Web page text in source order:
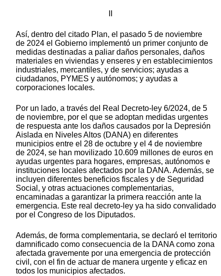
Así, dentro del citado Plan, el pasado 5 de noviembre
de 2024 el Gobierno implementó un primer conjunto de
medidas destinadas a paliar daños personales, daños
materiales en viviendas y enseres y en establecimientos
industriales, mercantiles, y de servicios; ayudas a
ciudadanos, PYMES y autónomos; y ayudas a
corporaciones locales.
Por un lado, a través del Real Decreto-ley 6/2024, de 5
de noviembre, por el que se adoptan medidas urgentes
de respuesta ante los daños causados por la Depresión
Aislada en Niveles Altos (DANA) en diferentes
municipios entre el 28 de octubre y el 4 de noviembre
de 2024, se han movilizado 10.609 millones de euros en
ayudas urgentes para hogares, empresas, autónomos e
instituciones locales afectados por la DANA. Además, se
incluyen diferentes beneficios fiscales y de Seguridad
Social, y otras actuaciones complementarias,
encaminadas a garantizar la primera reacción ante la
emergencia. Este real decreto-ley ya ha sido convalidado
por el Congreso de los Diputados.
Además, de forma complementaria, se declaró el territorio
damnificado como consecuencia de la DANA como zona
afectada gravemente por una emergencia de protección
civil, con el fin de actuar de manera urgente y eficaz en
todos los municipios afectados.